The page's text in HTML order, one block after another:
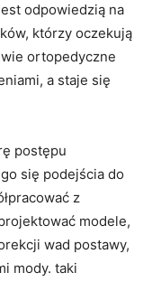
odpowiedzią na
którzy oczekują
ortopedyczne
a staje się
postępu
się podejścia do
z
modele,
wad postawy,
mody. taki